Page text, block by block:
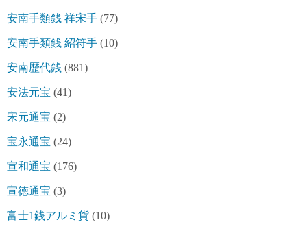
安南手類銭 祥宋手 (77)
安南手類銭 紹符手 (10)
安南歴代銭 (881)
安法元宝 (41)
宋元通宝 (2)
宝永通宝 (24)
宣和通宝 (176)
宣徳通宝 (3)
富士1銭アルミ貨 (10)